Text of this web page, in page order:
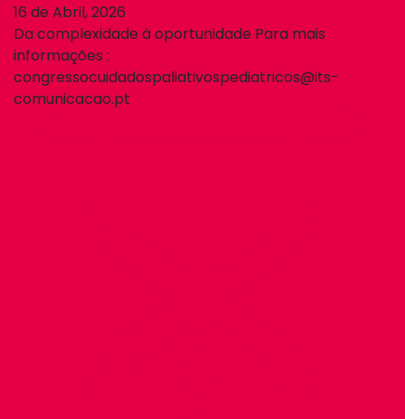
16 de Abril, 2026
Da complexidade à oportunidade Para mais
informações :
congressocuidadospaliativospediatricos@its-
comunicacao.pt